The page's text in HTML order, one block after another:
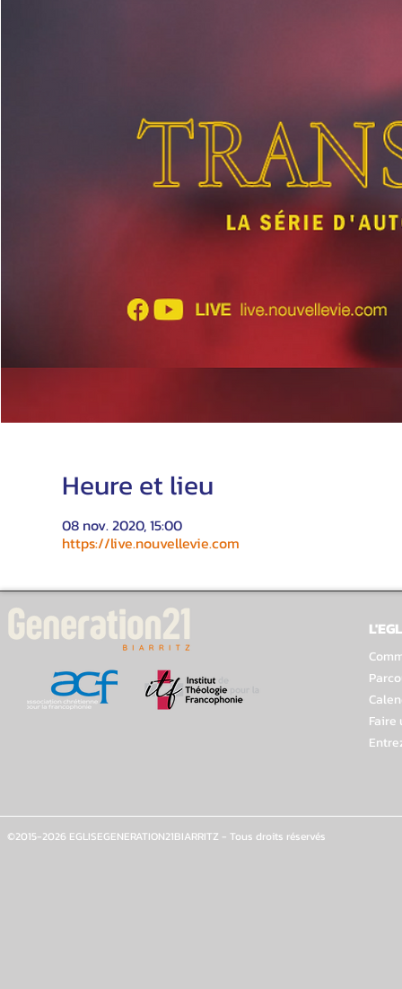
Heure et lieu
08 nov. 2020, 15:00
https://live.nouvellevie.com
Faire
©2015-2026 EGLISEGENERATION21BIARRITZ - Tous droits réservés